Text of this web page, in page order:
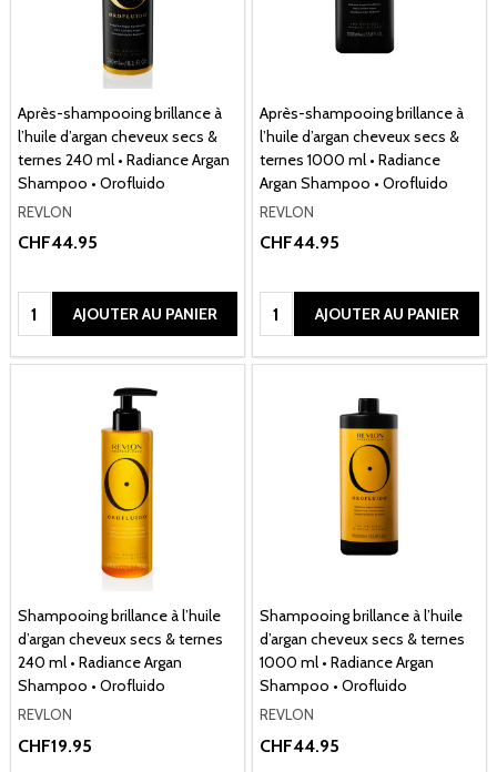
Après-shampooing brillance à
l’huile d’argan cheveux secs &
ternes 240 ml • Radiance Argan
Shampoo • Orofluido
REVLON
CHF44.95
Quantité:AJOUTER AU PANIER
Après-shampooing brillance à
l’huile d’argan cheveux secs &
ternes 1000 ml • Radiance
Argan Shampoo • Orofluido
REVLON
CHF44.95
Quantité:AJOUTER AU PANIER
Shampooing brillance à l’huile
d’argan cheveux secs & ternes
240 ml • Radiance Argan
Shampoo • Orofluido
REVLON
CHF19.95
Shampooing brillance à l’huile
d’argan cheveux secs & ternes
1000 ml • Radiance Argan
Shampoo • Orofluido
REVLON
CHF44.95